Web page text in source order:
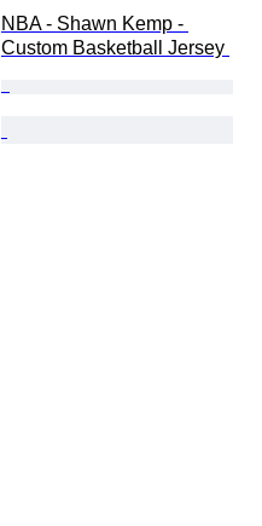
NBA - Shawn Kemp -
Custom Basketball Jersey